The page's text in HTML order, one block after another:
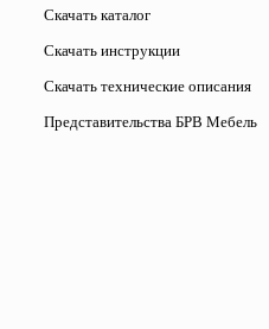
Скачать каталог
Скачать инструкции
Скачать технические описания
Представительства БРВ Мебель